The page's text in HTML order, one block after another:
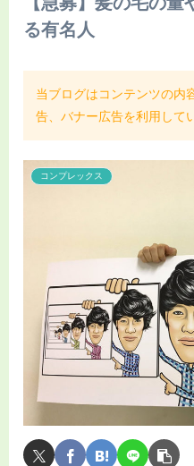
る有名人
当ブログはコンテンツの内
告、バナー広告を利用して
コンプレックス